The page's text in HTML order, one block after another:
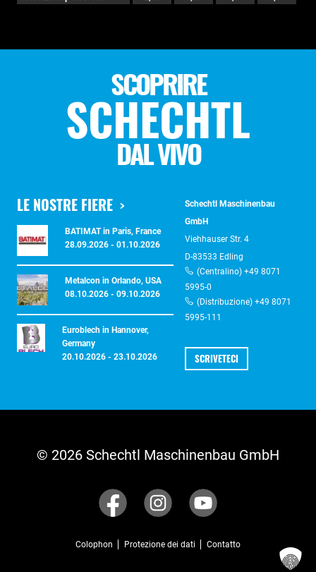
SCOPRIRE
SCHECHTL
DAL VIVO
LE NOSTRE FIERE
BATIMAT in Paris, France
28.09.2026 - 01.10.2026
Metalcon in Orlando, USA
08.10.2026 - 09.10.2026
Euroblech in Hannover,
Germany
20.10.2026 - 23.10.2026
Schechtl Maschinenbau
GmbH
Viehhauser Str. 4
D-83533 Edling
(Centralino) +49 8071
5995-0
(Distribuzione) +49 8071
5995-111
SCRIVETECI
© 2026 Schechtl Maschinenbau GmbH
Colophon Protezione dei dati Contatto